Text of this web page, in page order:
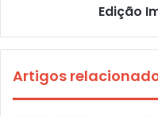
Edição
Artigos